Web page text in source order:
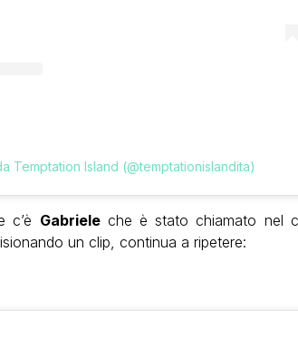
Temptation Island (@temptationislandita)
c’è Gabrieleche è stato chiamato nel
un clip, continua a ripetere: